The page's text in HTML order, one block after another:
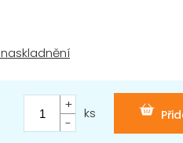
ks